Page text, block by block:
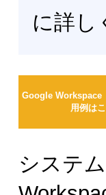
に詳し
Google Workspace
用例は
システ